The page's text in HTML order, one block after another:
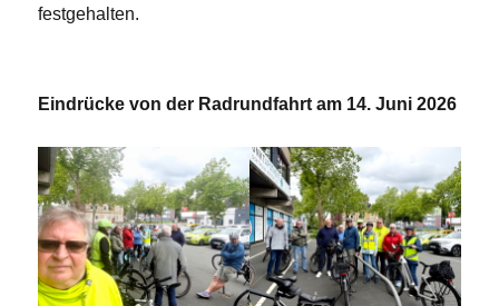
festgehalten.
Eindrücke von der Radrundfahrt am 14. Juni 2026